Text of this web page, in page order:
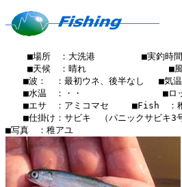
■場所　：大洗港　　　　  ■実釣時
■天候　：晴れ　　   　    　　■
■波：　：最初ウネ、後半なし 　■気温
■水温　：・・ 　　　　  　  　■ロッ
■エサ　：アミコマセ　　 ■Fish　：
■仕掛け：サビキ　（パニッ